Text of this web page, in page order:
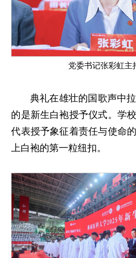
党委书记张彩虹主
典礼在雄壮的国歌声中
的是新生白袍授予仪式。学
代表授予象征着责任与使命
上白袍的第一粒纽扣。